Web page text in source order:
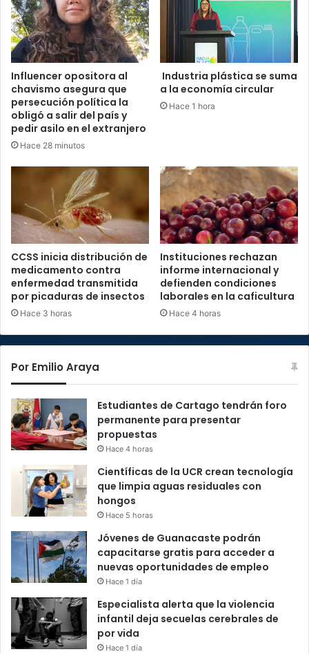
Influencer opositora al
chavismo asegura que
persecución política la
obligó a salir del país y
pedir asilo en el extranjero
Hace 28 minutos
Industria plástica se suma
a la economía circular
Hace 1 hora
CCSS inicia distribución de
medicamento contra
enfermedad transmitida
por picaduras de insectos
Hace 3 horas
Instituciones rechazan
informe internacional y
defienden condiciones
laborales en la caficultura
Hace 4 horas
Por Emilio Araya
Estudiantes de Cartago tendrán foro
permanente para presentar
propuestas
Hace 4 horas
Científicas de la UCR crean tecnología
que limpia aguas residuales con
hongos
Hace 5 horas
Jóvenes de Guanacaste podrán
capacitarse gratis para acceder a
nuevas oportunidades de empleo
Hace 1 día
Especialista alerta que la violencia
infantil deja secuelas cerebrales de
por vida
Hace 1 día